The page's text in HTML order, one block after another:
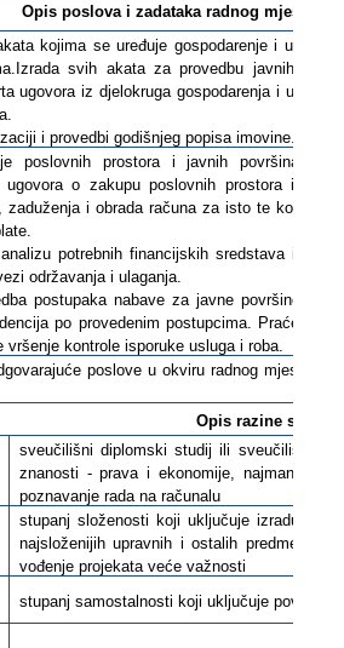
Opis poslova i zadataka radnog mjesta i
kojima se uređuje gospodarenje i
svih akata za provedbu javnih
ugovora iz djelokruga gospodarenja i
i provedbi godišnjeg popisa imovine.
poslovnih prostora i javnih površina u
ugovora o zakupu poslovnih prostora i
zaduženja i obrada računa za isto te kontrola
potrebnih financijskih sredstava i
održavanja i ulaganja.
postupaka nabave za javne površine i
po provedenim postupcima. Praćenje
kontrole isporuke usluga i roba.
poslove u okviru radnog mjesta,
Opis razine
sveučilišni diplomski studij ili sveučilišni
znanosti - prava i ekonomije, najmanje
poznavanje rada na računalu
stupanj složenosti koji uključuje izradu
najsloženijih upravnih i ostalih predmeta
vođenje projekata veće važnosti
stupanj samostalnosti koji uključuje